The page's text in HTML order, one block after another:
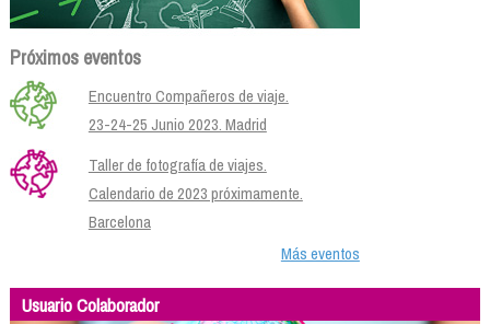
Próximos eventos
Encuentro Compañeros de viaje.
23-24-25 Junio 2023. Madrid
Taller de fotografía de viajes.
Calendario de 2023 próximamente.
Barcelona
Más eventos
Usuario Colaborador